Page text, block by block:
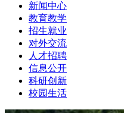
新闻中心
教育教学
招生就业
对外交流
人才招聘
信息公开
科研创新
校园生活